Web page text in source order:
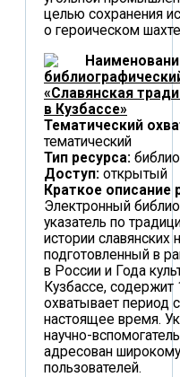
целью сохранения
о героическом
«Славянская
в Кузбассе»
Тематический
тематический
Тип ресурса:
Доступ: открытый
Краткое описание
Электронный
указатель по
истории славянских
подготовленный в
в России и Года
Кузбассе, содержит
охватывает период
настоящее время.
научно-
адресован широкому
пользователей.